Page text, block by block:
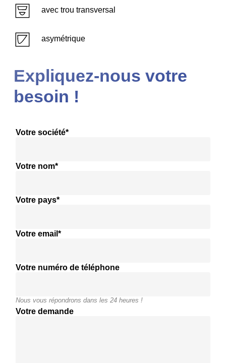
avec trou transversal
asymétrique
Expliquez-nous votre
besoin !
Votre société*
Votre nom*
Votre pays*
Votre email*
Votre numéro de téléphone
Nous vous répondrons dans les 24 heures !
Votre demande